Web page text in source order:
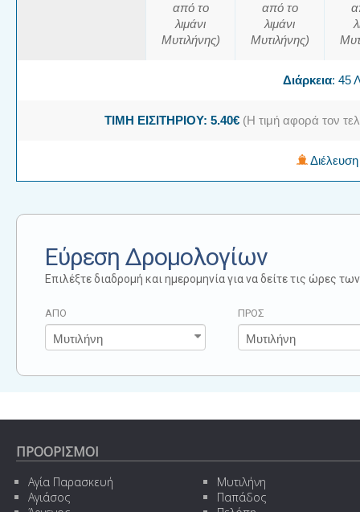
από το
λιμάνι
Μυτιλήνης)
από το
λιμάνι
Μυτιλήνης)
Διάρκεια: 45
ΤΙΜΗ ΕΙΣΙΤΗΡΙΟΥ: 5.40€ (Η τιμή αφορά τον
Διέλευση
Εύρεση Δρομολογίων
Επιλέξτε διαδρομή και ημερομηνία για να δείτε τις ώρες
ΑΠΟ ΠΡΟΣ
ΠΡΟΟΡΙΣΜΟΙ
Αγία Παρασκευή
Αγιάσος
Μυτιλήνη
Παπάδος